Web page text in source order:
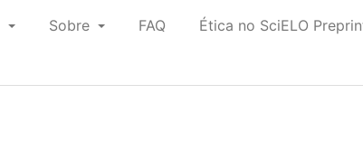
Sobre FAQ Ética no SciELO